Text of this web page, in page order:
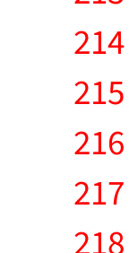
214
215
216
217